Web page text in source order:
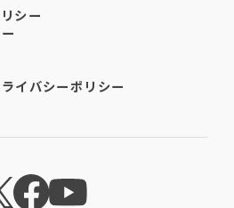
シー
イバシーポリシー